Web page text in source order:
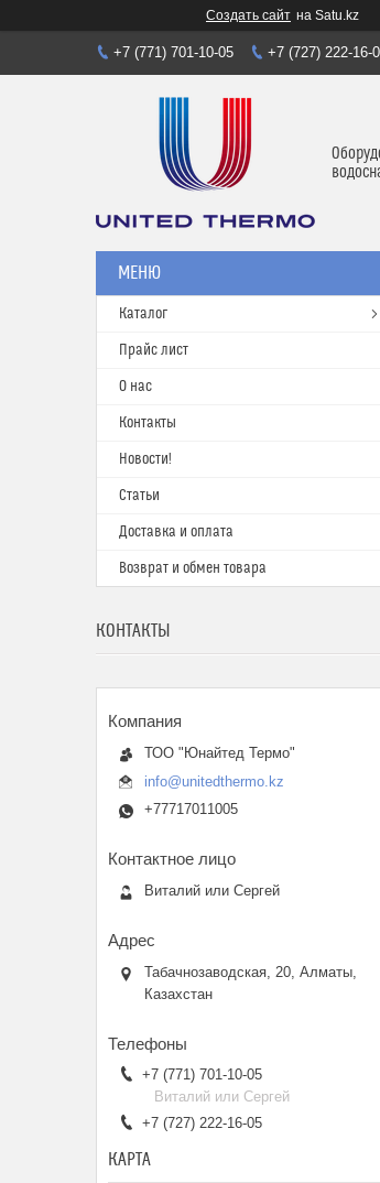
Создать сайт на Satu.kz
+7 (771) 701-10-05 +7 (727) 222-16-
Каталог
Прайс лист
О нас
Контакты
Новости!
Статьи
Доставка и оплата
Возврат и обмен товара
КОНТАКТЫ
ТОО "Юнайтед Термо"
info@unitedthermo.kz
+77717011005
Виталий или Сергей
Табачнозаводская, 20, Алматы,
Казахстан
+7 (771) 701-10-05
Виталий или Сергей
+7 (727) 222-16-05
КАРТА